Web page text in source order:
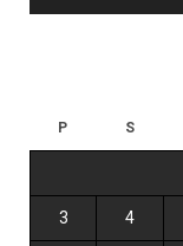
P S
3 4